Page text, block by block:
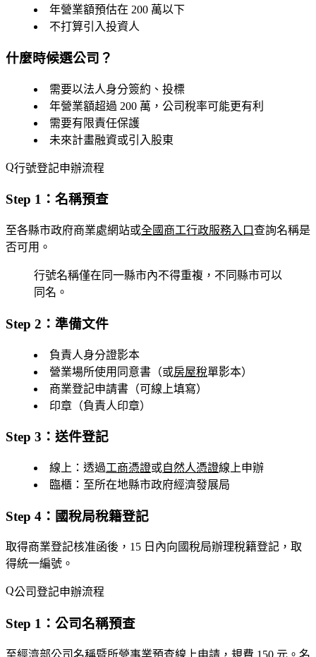
年營業額預估在 200 萬以下
不打算引入投資人
什麼時候選公司？
需要以法人身分簽約、投標
年營業額超過 200 萬，公司稅率可能更有利
需要有限責任保護
未來計畫融資或引入股東
行號登記申辦流程
Step 1：名稱預查
至各縣市政府商業處網站或全國商工行政服務入口 查詢名稱是
否可用。
行號名稱僅在同一縣市內不得重複，不同縣市可以
同名。
Step 2：準備文件
負責人身分證影本
營業場所使用同意書（或房屋稅單影本）
商業登記申請書（可線上填寫）
印章（負責人印章）
Step 3：送件登記
線上 ：透過工商憑證或自然人憑證線上申辦
臨櫃 ：至所在地縣市政府經濟發展局
Step 4：國稅局稅籍登記
取得商業登記核准函後，15 日內向國稅局辦理稅籍登記，取
得統一編號。
公司登記申辦流程
Step 1：公司名稱預查
至經濟部公司名稱暨所營事業預查線上申請，規費 150 元。名